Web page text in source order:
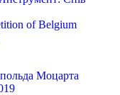
of Belgium
Моцарта